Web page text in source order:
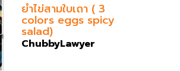
ยำไข่สามใบเถา ( 3
colors eggs spicy
salad)
ChubbyLawyer